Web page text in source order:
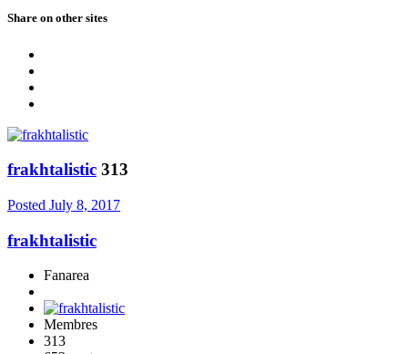
Share on other sites
frakhtalistic 313
Posted July 8, 2017
frakhtalistic
Fanarea
Membres
313